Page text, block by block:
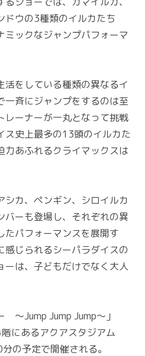
ドウの3種類のイルカたち
ミックなジャンプパフォーマ
をしている種類の異なるイ
一斉にジャンプをするのは至
レーナーが一丸となって挑戦
ス史上最多の13頭のイルカた
力あふれるクライマックスは
カ、ペンギン、シロイルカ
バーも登場し、それぞれの異
パフォーマンスを展開す
感じられるシーパラダイスの
ーは、子どもだけでなく大人
～Jump Jump Jump～」
にあるアクアスタジアム
の予定で開催される。